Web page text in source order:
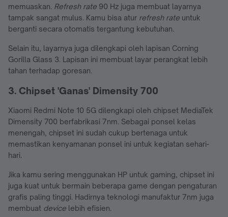
memuaskan. Refresh rate 90 Hz juga membuat layarnya
tampak sangat mulus. Kamu bisa atur refresh rate untuk
berganti secara otomatis tergantung kebutuhan.
Selain itu, layarnya juga dilengkapi oleh lapisan Corning
Gorilla Glass 3. Lapisan ini membuat layar perangkat lebih
tahan terhadap goresan.
3. Chipset 'Ganas' Dimensity 700
Xiaomi Redmi Note 10 5G dilengkapi oleh chipset MediaTek
Dimensity 700 berfabrikasi 7nm. Sebagai ponsel kelas
menengah, chipset ini sudah cukup bertenaga untuk
memastikan kenyamanan ponsel ini untuk kegiatan sehari-
hari.
Jika kamu sering menggunakan HP untuk gaming, chipset ini
juga kuat untuk bermain beberapa game dengan pengaturan
grafis paling tinggi. Hadirnya teknologi manufaktur 7nm juga
membuat device lebih efisien.